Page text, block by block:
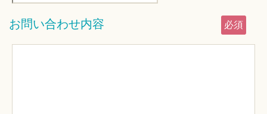
お問い合わせ内容 必須